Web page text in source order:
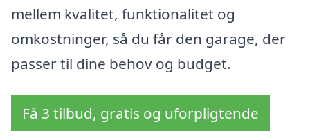
mellem kvalitet, funktionalitet og
omkostninger, så du får den garage, der
passer til dine behov og budget.
Få 3 tilbud, gratis og uforpligtende